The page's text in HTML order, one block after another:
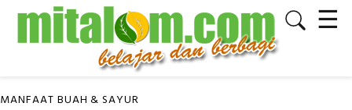
☰
✕
MANFAAT BUAH & SAYUR